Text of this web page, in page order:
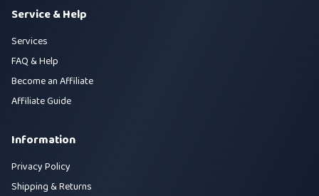
Service & Help
Services
FAQ & Help
Become an Affiliate
Affiliate Guide
Information
Privacy Policy
Shipping & Returns